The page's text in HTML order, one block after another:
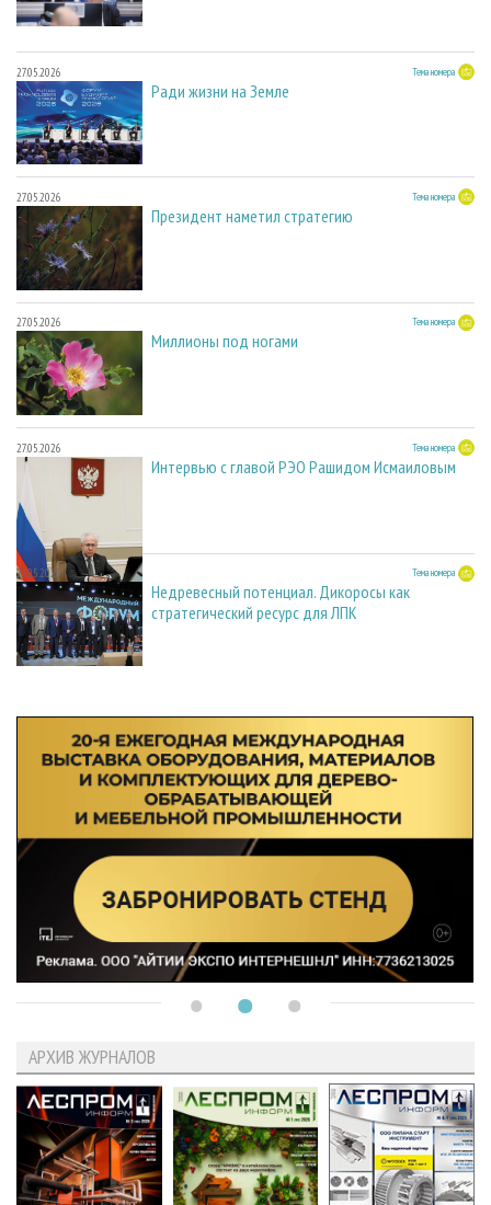
27.05.2026 Тема номера
Ради жизни на Земле
27.05.2026 Тема номера
Президент наметил стратегию
27.05.2026 Тема номера
Миллионы под ногами
27.05.2026 Тема номера
Интервью с главой РЭО Рашидом Исмаиловым
27.05.2026 Тема номера
Недревесный потенциал. Дикоросы как
стратегический ресурс для ЛПК
АРХИВ ЖУРНАЛОВ